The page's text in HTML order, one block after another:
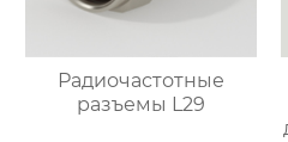
Радиочастотные
разъемы L29